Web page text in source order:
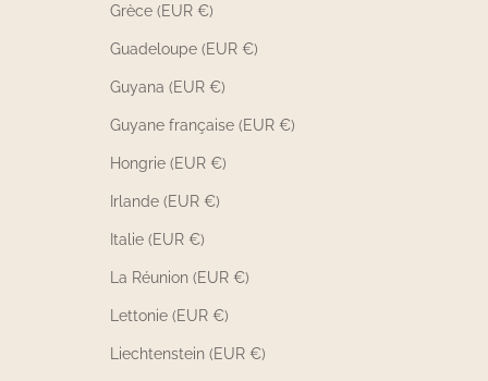
Grèce (EUR €)
Guadeloupe (EUR €)
Guyana (EUR €)
Guyane française (EUR €)
Hongrie (EUR €)
Irlande (EUR €)
Italie (EUR €)
La Réunion (EUR €)
Lettonie (EUR €)
Liechtenstein (EUR €)